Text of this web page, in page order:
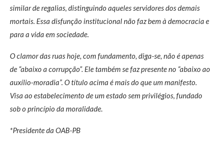
similar de regalias, distinguindo aqueles servidores dos demais
mortais. Essa disfunção institucional não faz bem à democracia e
para a vida em sociedade.
O clamor das ruas hoje, com fundamento, diga-se, não é apenas
de “abaixo a corrupção”. Ele também se faz presente no “abaixo ao
auxílio-moradia”. O título acima é mais do que um manifesto.
Visa ao estabelecimento de um estado sem privilégios, fundado
sob o princípio da moralidade.
*Presidente da OAB-PB